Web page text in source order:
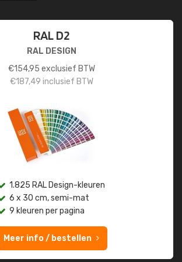
RAL D2
RAL DESIGN
€154,95 exclusief BTW
€187,49 inclusief BTW
1.825 RAL Design-kleuren
6 x 30 cm, semi-mat
9 kleuren per pagina
Meer info / bestellen